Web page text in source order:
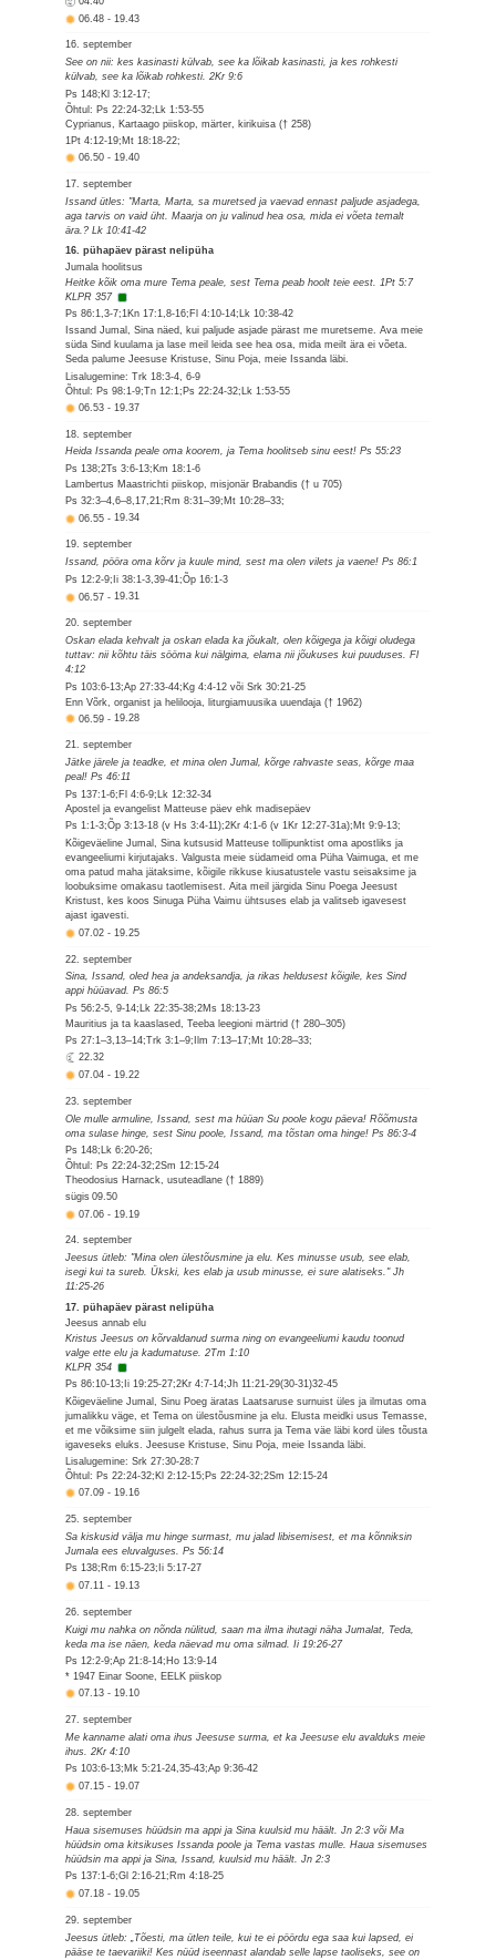
06.48- 19.43
16. september
See on nii: kes kasinasti külvab, see ka lõikab kasinasti, ja kes rohkesti
külvab, see ka lõikab rohkesti. 2Kr 9:6
Ps 148;Kl 3:12-17;
Õhtul: Ps 22:24-32;Lk 1:53-55
Cyprianus, Kartaago piiskop, märter, kirikuisa († 258)
1Pt 4:12-19;Mt 18:18-22;
06.50-19.40
17. september
Issand ütles: "Marta, Marta, sa muretsed ja vaevad ennast paljude asjadega,
aga tarvis on vaid üht. Maarja on ju valinud hea osa, mida ei võeta temalt
ära.? Lk 10:41-42
16. pühapäev pärast nelipüha
Jumala hoolitsus
Heitke kõik oma mure Tema peale, sest Tema peab hoolt teie eest. 1Pt 5:7
KLPR 357
Ps 86:1,3-7;1Kn 17:1,8-16;Fl 4:10-14;Lk 10:38-42
Issand Jumal, Sina näed, kui paljude asjade pärast me muretseme. Ava meie
süda Sind kuulama ja lase meil leida see hea osa, mida meilt ära ei võeta.
Seda palume Jeesuse Kristuse, Sinu Poja, meie Issanda läbi.
Lisalugemine: Trk 18:3-4, 6-9
Õhtul: Ps 98:1-9;Tn 12:1;Ps 22:24-32;Lk 1:53-55
06.53- 19.37
18. september
Heida Issanda peale oma koorem, ja Tema hoolitseb sinu eest! Ps 55:23
Ps 138;2Ts 3:6-13;Km 18:1-6
Lambertus Maastrichti piiskop, misjonär Brabandis († u 705)
Ps 32:3–4,6–8,17,21;Rm 8:31–39;Mt 10:28–33;
06.55-19.34
19. september
Issand, pööra oma kõrv ja kuule mind, sest ma olen vilets ja vaene! Ps 86:1
Ps 12:2-9;Ii 38:1-3,39-41;Õp 16:1-3
06.57-19.31
20. september
Oskan elada kehvalt ja oskan elada ka jõukalt, olen kõigega ja kõigi oludega
tuttav: nii kõhtu täis sööma kui nälgima, elama nii jõukuses kui puuduses. Fl
4:12
Ps 103:6-13;Ap 27:33-44;Kg 4:4-12 või Srk 30:21-25
Enn Võrk, organist ja helilooja, liturgiamuusika uuendaja († 1962)
06.59-19.28
21. september
Jätke järele ja teadke, et mina olen Jumal, kõrge rahvaste seas, kõrge maa
peal! Ps 46:11
Ps 137:1-6;Fl 4:6-9;Lk 12:32-34
Apostel ja evangelist Matteuse päev ehk madisepäev
Ps 1:1-3;Õp 3:13-18 (v Hs 3:4-11);2Kr 4:1-6 (v 1Kr 12:27-31a);Mt 9:9-13;
Kõigeväeline Jumal, Sina kutsusid Matteuse tollipunktist oma apostliks ja
evangeeliumi kirjutajaks. Valgusta meie südameid oma Püha Vaimuga, et me
oma patud maha jätaksime, kõigile rikkuse kiusatustele vastu seisaksime ja
loobuksime omakasu taotlemisest. Aita meil järgida Sinu Poega Jeesust
Kristust, kes koos Sinuga Püha Vaimu ühtsuses elab ja valitseb igavesest
ajast igavesti.
07.02- 19.25
22. september
Sina, Issand, oled hea ja andeksandja, ja rikas heldusest kõigile, kes Sind
appi hüüavad. Ps 86:5
Ps 56:2-5, 9-14;Lk 22:35-38;2Ms 18:13-23
Mauritius ja ta kaaslased, Teeba leegioni märtrid († 280–305)
Ps 27:1–3,13–14;Trk 3:1–9;Ilm 7:13–17;Mt 10:28–33;
22.32
07.04- 19.22
23. september
Ole mulle armuline, Issand, sest ma hüüan Su poole kogu päeva! Rõõmusta
oma sulase hinge, sest Sinu poole, Issand, ma tõstan oma hinge! Ps 86:3-4
Ps 148;Lk 6:20-26;
Õhtul: Ps 22:24-32;2Sm 12:15-24
Theodosius Harnack, usuteadlane († 1889)
sügis 09.50
07.06- 19.19
24. september
Jeesus ütleb: "Mina olen ülestõusmine ja elu. Kes minusse usub, see elab,
isegi kui ta sureb. Ükski, kes elab ja usub minusse, ei sure alatiseks." Jh
11:25-26
17. pühapäev pärast nelipüha
Jeesus annab elu
Kristus Jeesus on kõrvaldanud surma ning on evangeeliumi kaudu toonud
valge ette elu ja kadumatuse. 2Tm 1:10
KLPR 354
Ps 86:10-13;Ii 19:25-27;2Kr 4:7-14;Jh 11:21-29(30-31)32-45
Kõigeväeline Jumal, Sinu Poeg äratas Laatsaruse surnuist üles ja ilmutas oma
jumalikku väge, et Tema on ülestõusmine ja elu. Elusta meidki usus Temasse,
et me võiksime siin julgelt elada, rahus surra ja Tema väe läbi kord üles tõusta
igaveseks eluks. Jeesuse Kristuse, Sinu Poja, meie Issanda läbi.
Lisalugemine: Srk 27:30-28:7
Õhtul: Ps 22:24-32;Kl 2:12-15;Ps 22:24-32;2Sm 12:15-24
07.09-19.16
25. september
Sa kiskusid välja mu hinge surmast, mu jalad libisemisest, et ma kõnniksin
Jumala ees eluvalguses. Ps 56:14
Ps 138;Rm 6:15-23;Ii 5:17-27
07.11-19.13
26. september
Kuigi mu nahka on nõnda nülitud, saan ma ilma ihutagi näha Jumalat, Teda,
keda ma ise näen, keda näevad mu oma silmad. Ii 19:26-27
Ps 12:2-9;Ap 21:8-14;Ho 13:9-14
* 1947 Einar Soone, EELK piiskop
07.13-19.10
27. september
Me kanname alati oma ihus Jeesuse surma, et ka Jeesuse elu avalduks meie
ihus. 2Kr 4:10
Ps 103:6-13;Mk 5:21-24,35-43;Ap 9:36-42
07.15-19.07
28. september
Haua sisemuses hüüdsin ma appi ja Sina kuulsid mu häält. Jn 2:3 või Ma
hüüdsin oma kitsikuses Issanda poole ja Tema vastas mulle. Haua sisemuses
hüüdsin ma appi ja Sina, Issand, kuulsid mu häält. Jn 2:3
Ps 137:1-6;Gl 2:16-21;Rm 4:18-25
07.18- 19.05
29. september
Jeesus ütleb: „Tõesti, ma ütlen teile, kui te ei pöördu ega saa kui lapsed, ei
pääse te taevariiki! Kes nüüd iseennast alandab selle lapse taoliseks, see on